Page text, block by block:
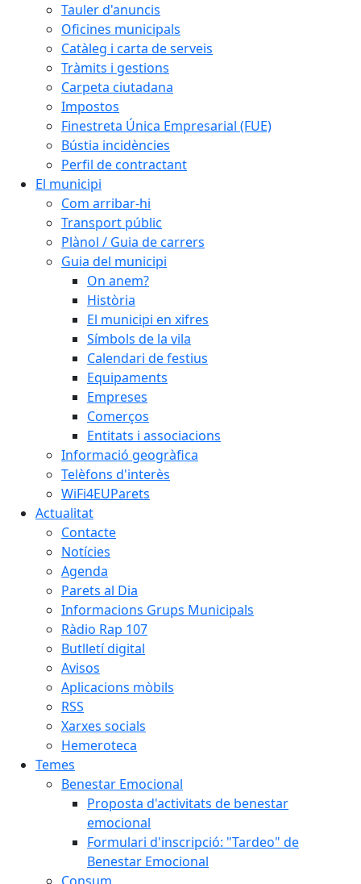
Tauler d'anuncis
Oficines municipals
Catàleg i carta de serveis
Tràmits i gestions
Carpeta ciutadana
Impostos
Finestreta Única Empresarial (FUE)
Bústia incidències
Perfil de contractant
El municipi
Com arribar-hi
Transport públic
Plànol / Guia de carrers
Guia del municipi
On anem?
Història
El municipi en xifres
Símbols de la vila
Calendari de festius
Equipaments
Empreses
Comerços
Entitats i associacions
Informació geogràfica
Telèfons d'interès
WiFi4EUParets
Actualitat
Contacte
Notícies
Agenda
Parets al Dia
Informacions Grups Municipals
Ràdio Rap 107
Butlletí digital
Avisos
Aplicacions mòbils
RSS
Xarxes socials
Hemeroteca
Temes
Benestar Emocional
Proposta d'activitats de benestar
emocional
Formulari d'inscripció: "Tardeo" de
Benestar Emocional